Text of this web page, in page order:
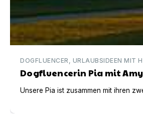
DOGFLUENCER, URLAUBSIDEEN MIT
Dogfluencerin Pia mit
Unsere Pia ist zusammen mit ihren